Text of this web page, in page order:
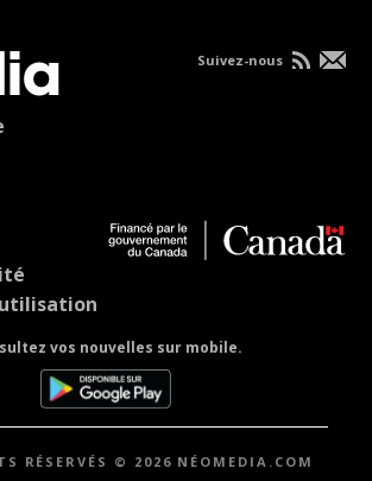
vos nouvelles sur mobile.
Suivez-nous
RÉSERVÉS © 2026 NÉOMEDIA.COM